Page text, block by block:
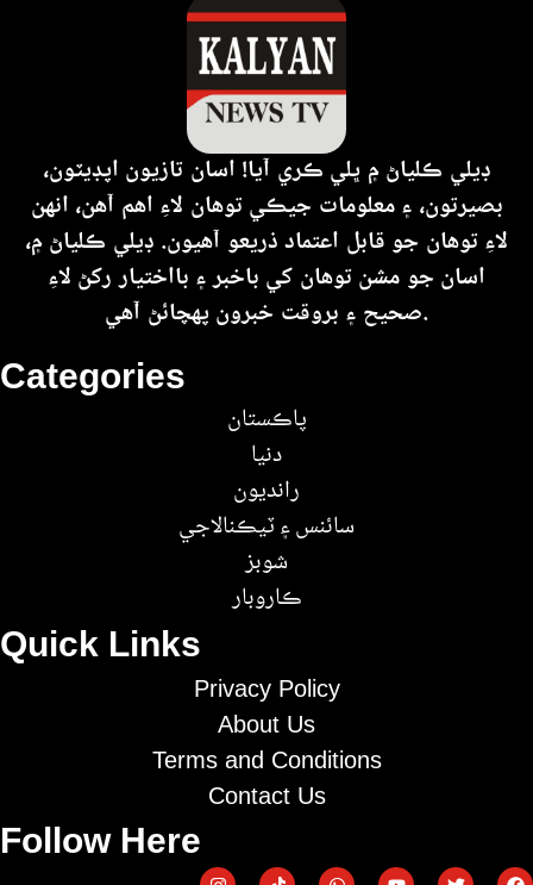
Quick Links
Privacy Policy
About Us
Terms and Conditions
Contact Us
Follow Here
Categories
پاڪستان
دنيا
رانديون
سائنس ۽ ٽيڪنالاجي
شوبز
ڪاروبار
ڊيلي ڪلياڻ ۾ ڀلي ڪري آيا! اسان تازيون اپڊيٽون،
بصيرتون، ۽ معلومات جيڪي توهان لاءِ اهم آهن، انهن
لاءِ توهان جو قابل اعتماد ذريعو آهيون. ڊيلي ڪلياڻ ۾،
اسان جو مشن توهان کي باخبر ۽ بااختيار رکڻ لاءِ
صحيح ۽ بروقت خبرون پهچائڻ آهي.